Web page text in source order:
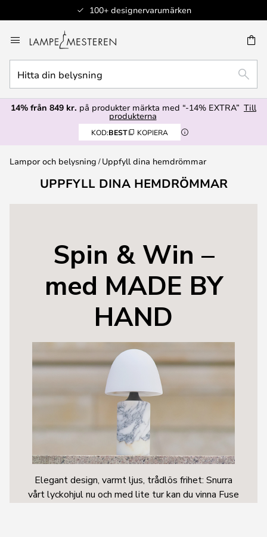
100+ designervarumärken
till
innehållet
din
belysning
SÖK
14% från 849 kr. på produkter märkta med “-14% EXTRA” Till
produkterna
KOD:BEST KOPIERA
Lampor och belysning Uppfyll dina hemdrömmar
UPPFYLL DINA HEMDRÖMMAR